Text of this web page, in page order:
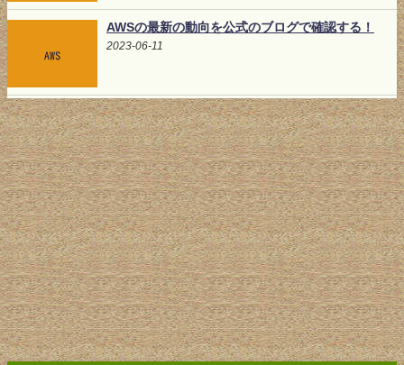
AWSの最新の動向を公式のブログで確認する！
2023-06-11